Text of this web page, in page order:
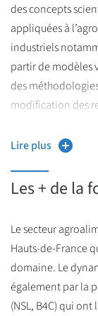
des concepts
appliquées à
industriels
partir de modèles
des
modification des
données
Lire plus
Les + de la
Le secteur
Hauts-de-France
domaine. Le
également par la
(NSL, B4C) qui